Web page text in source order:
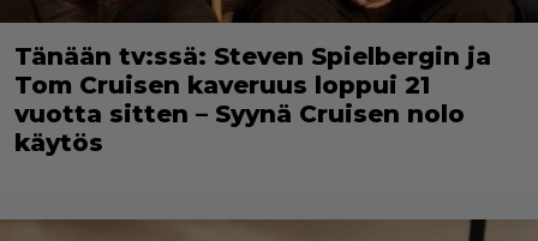
Tänään tv:ssä: Steven Spielbergin ja
Tom Cruisen kaveruus loppui 21
vuotta sitten – Syynä Cruisen nolo
käytös